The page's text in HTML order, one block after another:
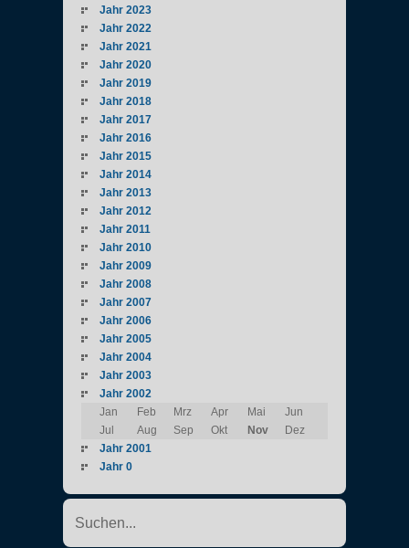
Jahr 2023
Jahr 2022
Jahr 2021
Jahr 2020
Jahr 2019
Jahr 2018
Jahr 2017
Jahr 2016
Jahr 2015
Jahr 2014
Jahr 2013
Jahr 2012
Jahr 2011
Jahr 2010
Jahr 2009
Jahr 2008
Jahr 2007
Jahr 2006
Jahr 2005
Jahr 2004
Jahr 2003
Jahr 2002
Jan
Feb Mrz Apr Mai
Jun
Jul
Aug Sep Okt Nov
Dez
Jahr 2001
Jahr 0